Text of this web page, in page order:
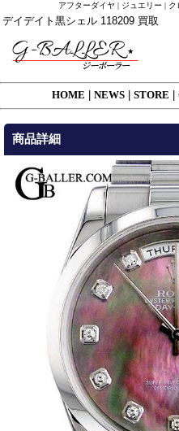
アフターダイヤ | ジュエリー |
デイデイト黒シェル 118209 買取
HOME NEWS STORE
商品詳細